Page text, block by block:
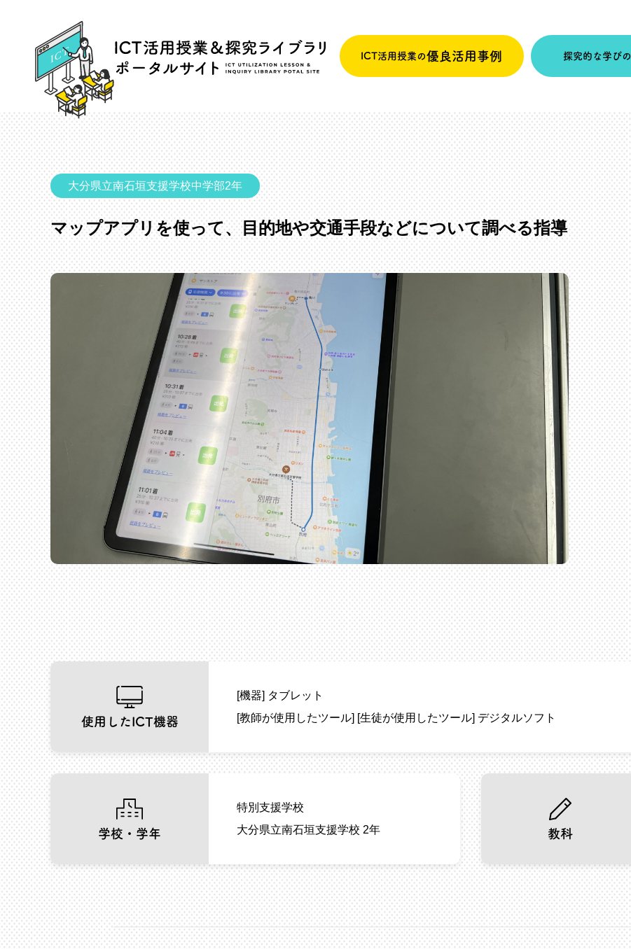
ICT活用授業の優良活用事例 探究的な学びの
大分県立南石垣支援学校中学部2年
マップアプリを使って、目的地や交通手段などについて調べる指導
使用したICT機器
[機器] タブレット
[教師が使用したツール] [生徒が使用したツール] デジタルソフト
学校・学年
特別支援学校
大分県立南石垣支援学校 2年
教科